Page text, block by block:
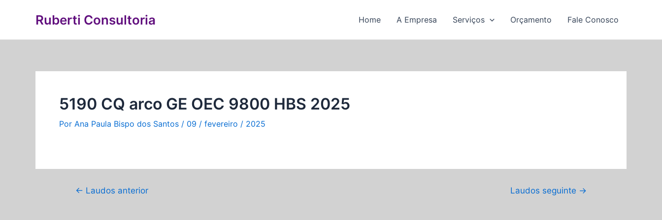
conteúdo
Ruberti Consultoria Home A Empresa Serviços Orçamento Fale Conosco
5190 CQ arco GE OEC 9800 HBS 2025
Por Ana Paula Bispo dos Santos / 09 / fevereiro / 2025
de
← Laudos anterior Laudos seguinte →